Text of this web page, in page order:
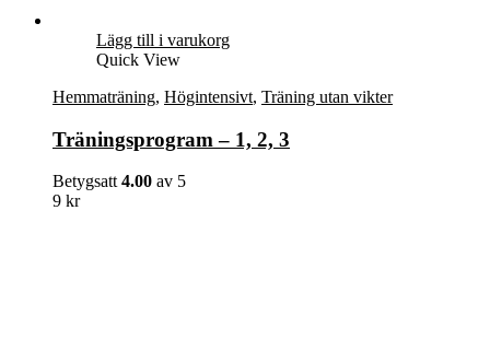
Lägg till i varukorg
Quick View
Hemmaträning, Högintensivt, Träning utan vikter
Träningsprogram – 1, 2, 3
Betygsatt4.00 av 5
9 kr